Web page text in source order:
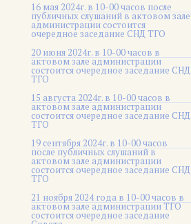
16 мая 2024г. в 10-00 часов после
публичных слушаний в актовом зале
администрации состоится
очередное заседание СНД ТГО
20 июня 2024г. в 10-00 часов в
актовом зале администрации
состоится очередное заседание СНД
ТГО
15 августа 2024г. в 10-00 часов в
актовом зале администрации
состоится очередное заседание СНД
ТГО
19 сентября 2024г. в 10-00 часов
после публичных слушаний в
актовом зале администрации
состоится очередное заседание СНД
ТГО
21 ноября 2024 года в 10-00 часов в
актовом зале администрации ТГО
состоится очередное заседание